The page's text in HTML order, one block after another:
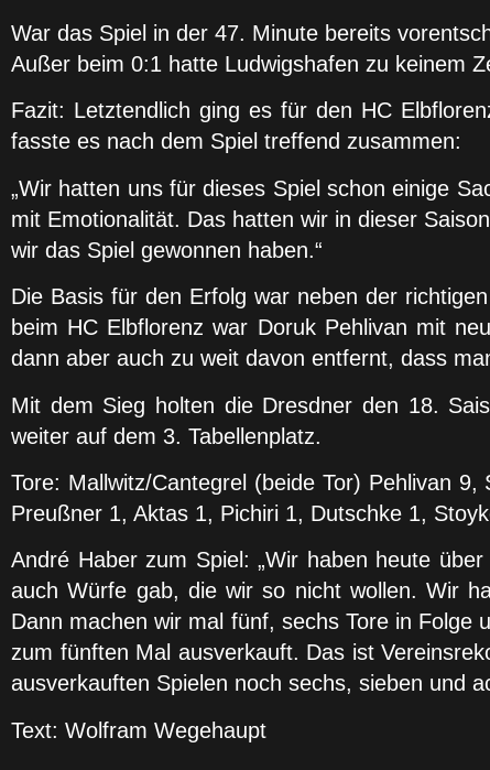
War das Spiel in der 47. Minute bereits
Außer beim 0:1 hatte Ludwigshafen zu keinem
Fazit: Letztendlich ging es für den HC
fasste es nach dem Spiel treffend zusammen:
„Wir hatten uns für dieses Spiel schon einige
mit Emotionalität. Das hatten wir in dieser
wir das Spiel gewonnen haben.“
Die Basis für den Erfolg war neben der
beim HC Elbflorenz war Doruk Pehlivan mit
dann aber auch zu weit davon entfernt, dass
Mit dem Sieg holten die Dresdner den 18.
weiter auf dem 3. Tabellenplatz.
Tore: Mallwitz/Cantegrel (beide Tor) Pehlivan
Preußner 1, Aktas 1, Pichiri 1, Dutschke 1,
André Haber zum Spiel: „Wir haben heute
auch Würfe gab, die wir so nicht wollen. Wir
Dann machen wir mal fünf, sechs Tore in Folge
zum fünften Mal ausverkauft. Das ist
ausverkauften Spielen noch sechs, sieben und
Text: Wolfram Wegehaupt